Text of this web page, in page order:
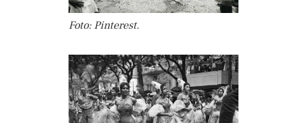
Foto: Pinterest.